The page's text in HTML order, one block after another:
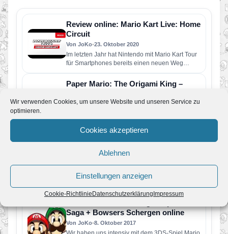
Wir verwenden Cookies, um unsere Website und unseren Service zu
optimieren.
Cookies akzeptieren
Ablehnen
Einstellungen anzeigen
Cookie-RichtlinieDatenschutzerklärungImpressum
Review online: Mario Kart Live: Home
Circuit
Von JoKo•23. Oktober 2020
Im letzten Jahr hat Nintendo mit Mario Kart Tour
für Smartphones bereits einen neuen Weg
ausprobiert und damit…
Paper Mario: The Origami King –
Von JoKo•20. Juli 2020
einem kurzen Sidekick…
Yoshi’s Crafted World – Unser
Testbericht
Mit etwas Verspätung haben wir nun auch das
neuesten Abenteuer von Yoshi für die Nintendo
Switch getestet. Ein…
Saga + Bowsers Schergen online
Von JoKo•8. Oktober 2017